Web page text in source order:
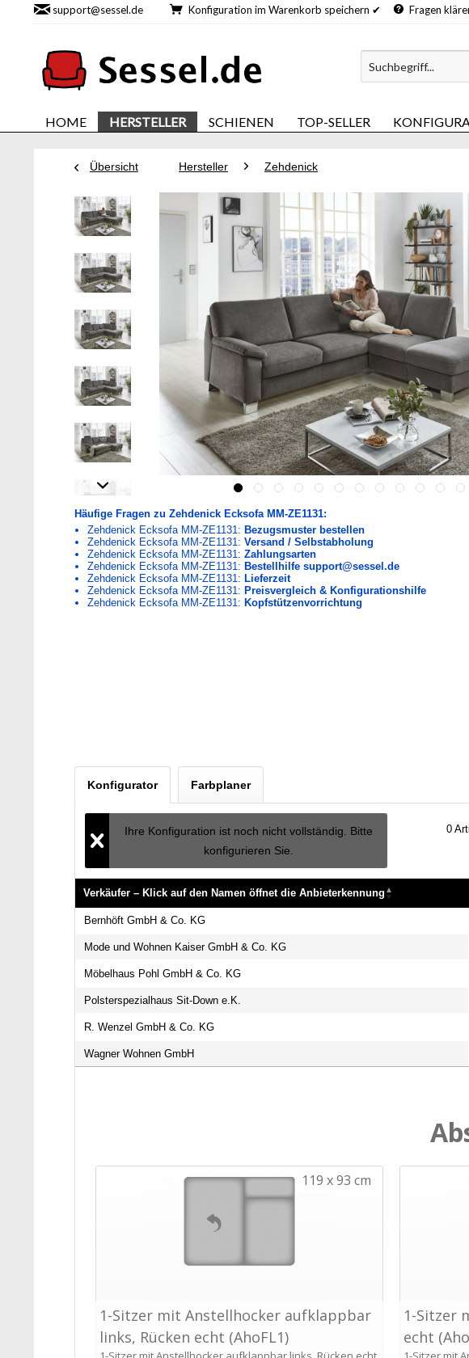
support@sessel.de Konfiguration im Warenkorb speichern ✔ Fragen
HOME HERSTELLER SCHIENEN TOP-SELLER
Übersicht Hersteller Zehdenick
Häufige Fragen zu Zehdenick Ecksofa MM-ZE1131:
Zehdenick Ecksofa MM-ZE1131: Bezugsmuster bestellen
Zehdenick Ecksofa MM-ZE1131: Versand / Selbstabholung
Zehdenick Ecksofa MM-ZE1131: Zahlungsarten
Zehdenick Ecksofa MM-ZE1131: Bestellhilfe support@sessel.de
Zehdenick Ecksofa MM-ZE1131: Lieferzeit
Zehdenick Ecksofa MM-ZE1131: Preisvergleich & Konfigurationshilfe
Zehdenick Ecksofa MM-ZE1131: Kopfstützenvorrichtung
Konfigurator Farbplaner
Ihre Konfiguration ist noch nicht vollständig. Bitte
konfigurieren Sie.
0
Verkäufer – Klick auf den Namen öffnet die Anbieterkennung
Verkäufer – Klick auf den Namen öffnet die Anbieterkennung
Bernhöft GmbH & Co. KG
Mode und Wohnen Kaiser GmbH & Co. KG
Möbelhaus Pohl GmbH & Co. KG
Polsterspezialhaus Sit-Down e.K.
R. Wenzel GmbH & Co. KG
Wagner Wohnen GmbH